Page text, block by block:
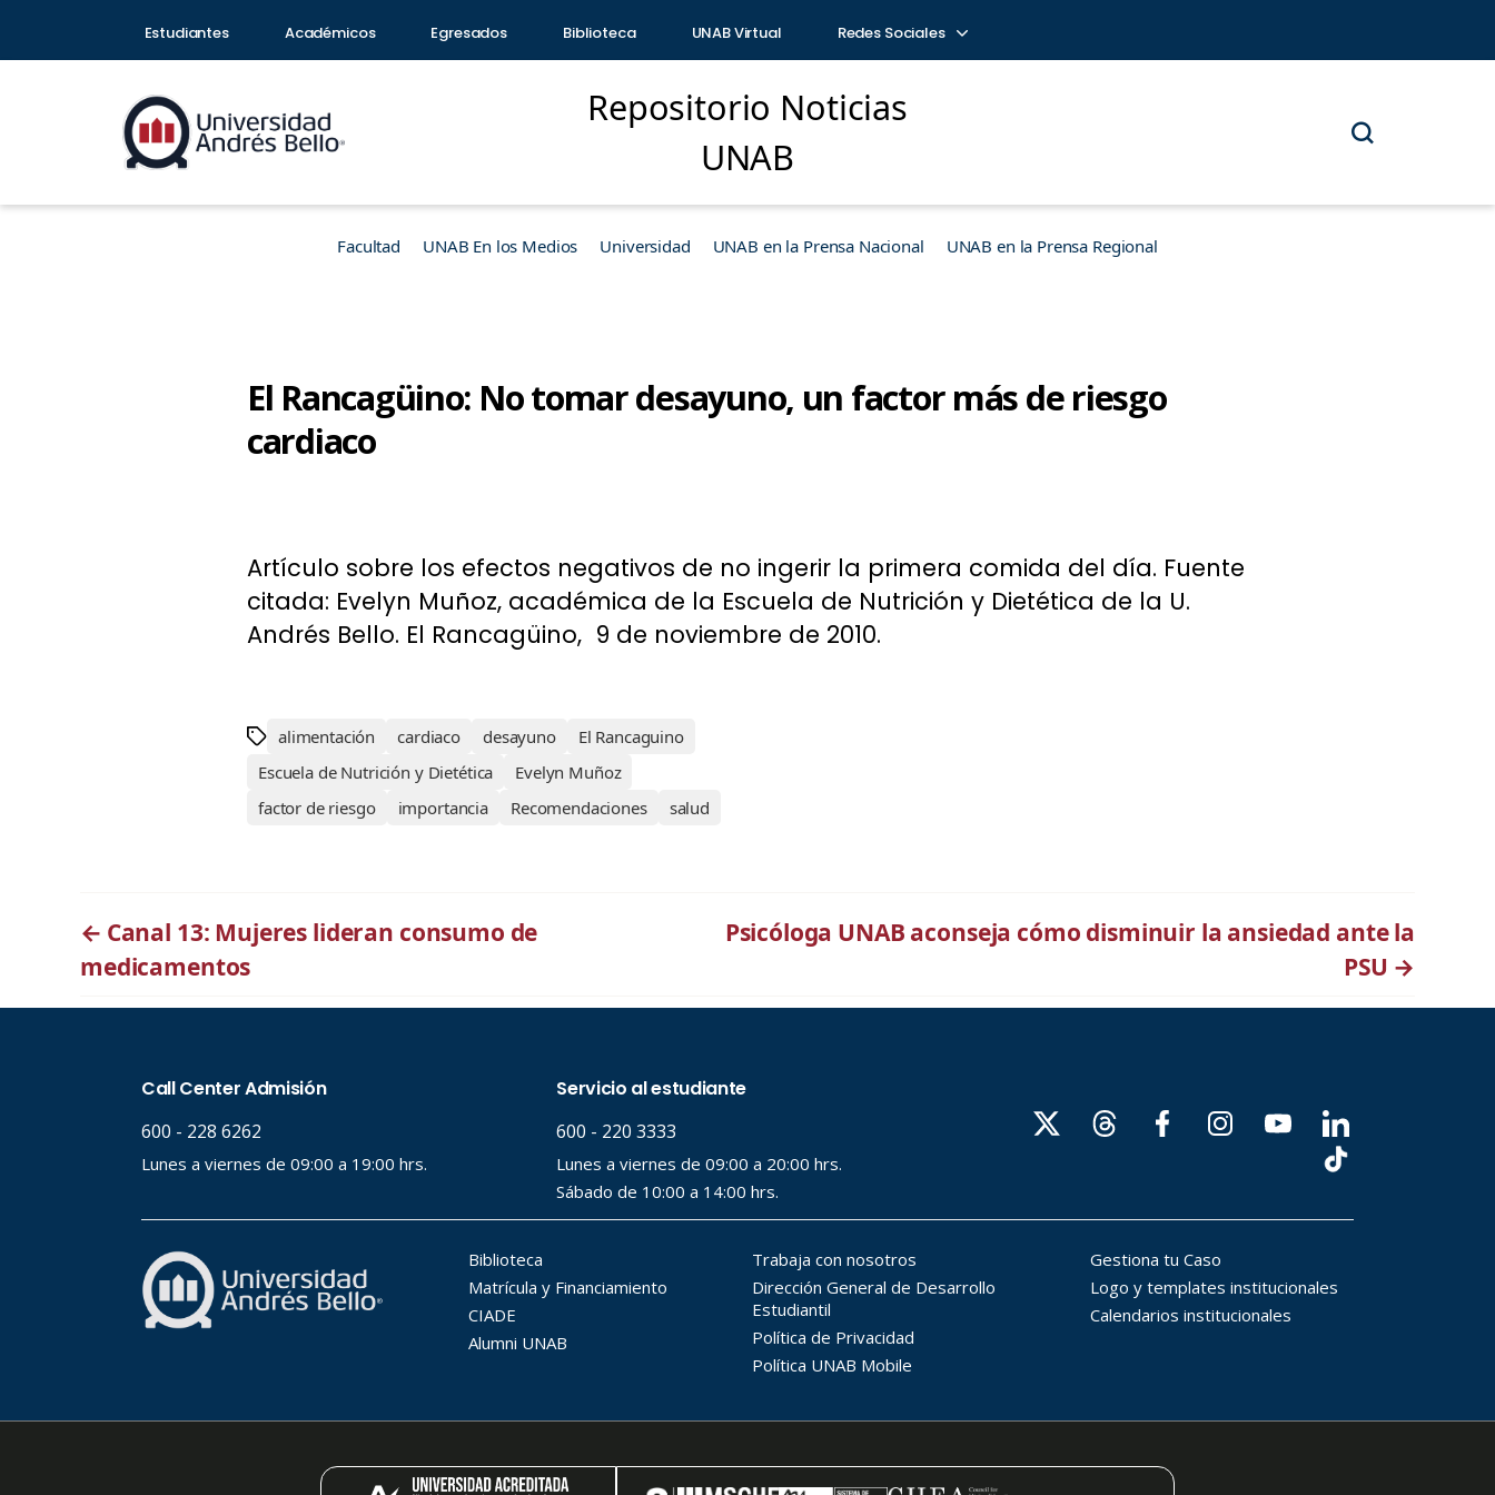
Estudiantes Académicos Egresados Biblioteca UNAB Virtual Redes Sociales
Repositorio Noticias
UNAB
Facultad UNAB En los Medios Universidad UNAB en la Prensa Nacional UNAB en la Prensa Regional
El Rancagüino: No tomar desayuno, un factor más de riesgo
cardiaco
Artículo sobre los efectos negativos de no ingerir la primera comida del día. Fuente
citada: Evelyn Muñoz, académica de la Escuela de Nutrición y Dietética de la U.
Andrés Bello. El Rancagüino, 9 de noviembre de 2010.
alimentación cardiaco desayuno
El Rancaguino
Escuela de Nutrición y Dietética
Evelyn Muñoz
factor de riesgo
importancia Recomendaciones salud
← Canal 13: Mujeres lideran consumo de
medicamentos
Psicóloga UNAB aconseja cómo disminuir la ansiedad ante la
PSU →